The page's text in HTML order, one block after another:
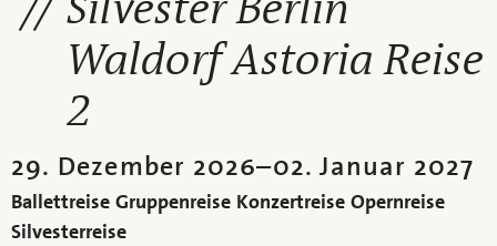
Waldorf Astoria Reise
2
29. Dezember 2026–02. Januar 2027
Ballettreise Gruppenreise Konzertreise Opernreise
Silvesterreise